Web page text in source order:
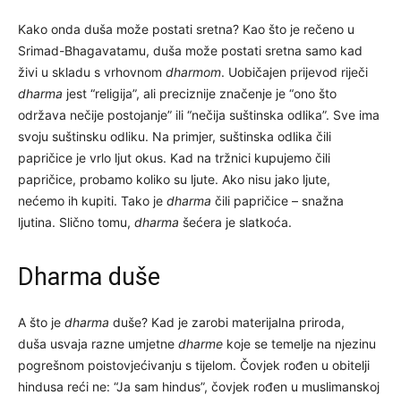
Kako onda duša može postati sretna? Kao što je rečeno u
Srimad-Bhagavatamu, duša može postati sretna samo kad
živi u skladu s vrhovnom dharmom. Uobičajen prijevod riječi
dharma jest “religija”, ali preciznije značenje je “ono što
održava nečije postojanje” ili “nečija suštinska odlika”. Sve ima
svoju suštinsku odliku. Na primjer, suštinska odlika čili
papričice je vrlo ljut okus. Kad na tržnici kupujemo čili
papričice, probamo koliko su ljute. Ako nisu jako ljute,
nećemo ih kupiti. Tako je dharma čili papričice – snažna
ljutina. Slično tomu, dharma šećera je slatkoća.
Dharma duše
A što je dharma duše? Kad je zarobi materijalna priroda,
duša usvaja razne umjetne dharme koje se temelje na njezinu
pogrešnom poistovjećivanju s tijelom. Čovjek rođen u obitelji
hindusa reći ne: “Ja sam hindus”, čovjek rođen u muslimanskoj